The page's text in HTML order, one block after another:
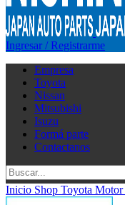
Ingresar / Registrarme
Empresa
Toyota
Nissan
Mitsubishi
Isuzu
Formá parte
Contactanos
Inicio Shop Toyota Motor